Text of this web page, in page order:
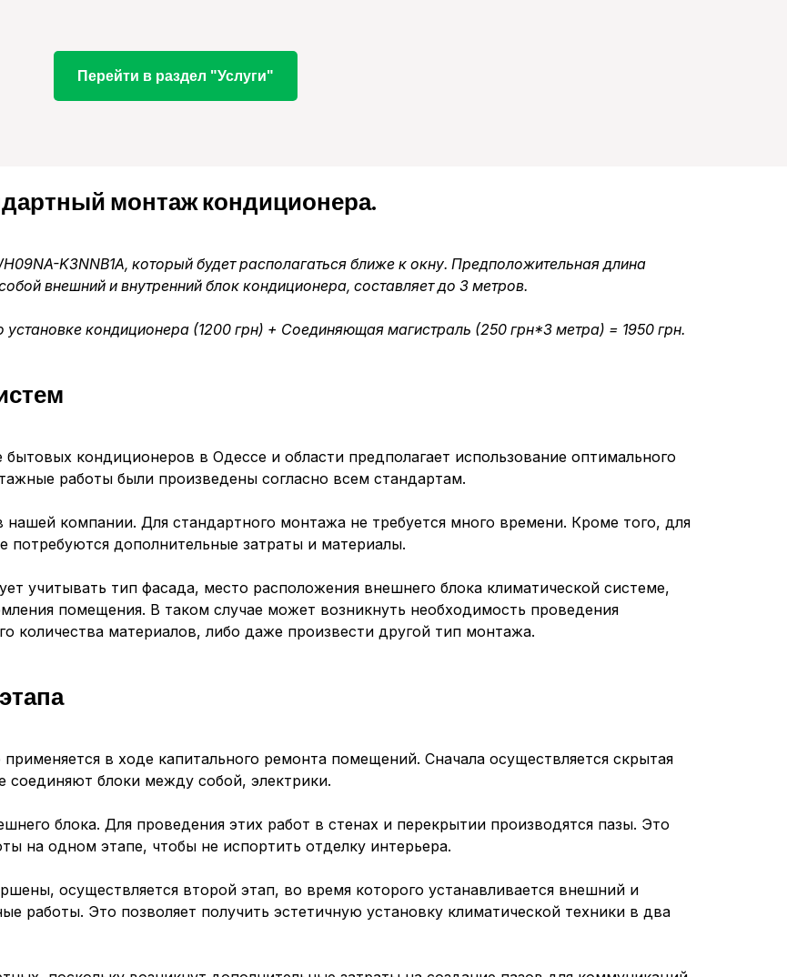
Перейти в раздел "Услуги"
монтаж кондиционера.
K3NNB1A, который будет располагаться ближе к окну. Предположительная длина
внешний и внутренний блок кондиционера, составляет до 3 метров.
кондиционера (1200 грн) + Соединяющая магистраль (250 грн*3 метра) = 1950 грн.
кондиционеров в Одессе и области предполагает использование оптимального
работы были произведены согласно всем стандартам.
компании. Для стандартного монтажа не требуется много времени. Кроме того, для
дополнительные затраты и материалы.
учитывать тип фасада, место расположения внешнего блока климатической системе,
помещения. В таком случае может возникнуть необходимость проведения
количества материалов, либо даже произвести другой тип монтажа.
в ходе капитального ремонта помещений. Сначала осуществляется скрытая
блоки между собой, электрики.
блока. Для проведения этих работ в стенах и перекрытии производятся пазы. Это
на одном этапе, чтобы не испортить отделку интерьера.
осуществляется второй этап, во время которого устанавливается внешний и
работы. Это позволяет получить эстетичную установку климатической техники в два